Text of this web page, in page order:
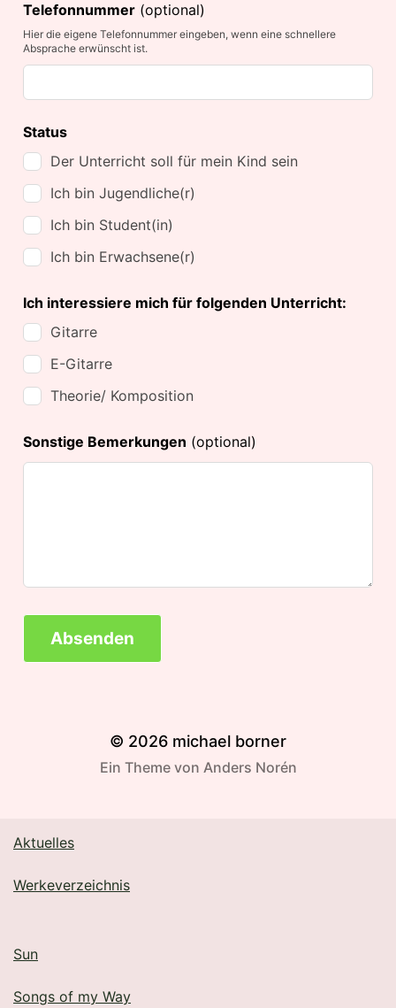
Telefonnummer (optional)
Hier die eigene Telefonnummer eingeben, wenn eine schnellere
Absprache erwünscht ist.
Status
Der Unterricht soll für mein Kind sein
Ich bin Jugendliche(r)
Ich bin Student(in)
Ich bin Erwachsene(r)
Ich interessiere mich für folgenden Unterricht:
Gitarre
E-Gitarre
Theorie/ Komposition
Sonstige Bemerkungen (optional)
Absenden
© 2026 michael borner
Ein Theme von Anders Norén
Aktuelles
Werkeverzeichnis
Sun
Songs of my Way